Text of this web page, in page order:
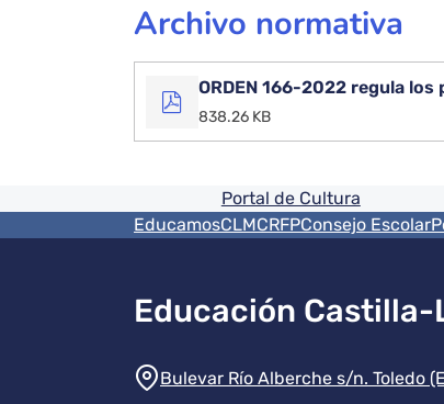
Archivo normativa
ORDEN 166-2022 regula
838.26 KB
Pie de pagina
Portal de Cultura
Menú del pie
EducamosCLMCRFPConsejo Escolar
Educación Castilla-
Información de la
Bulevar Río Alberche s/n. Toledo